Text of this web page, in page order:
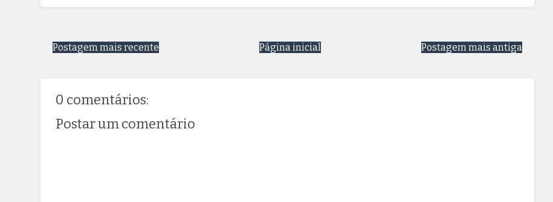
Postagem mais recente Postagem mais antiga
Página inicial
0 comentários:
Postar um comentário